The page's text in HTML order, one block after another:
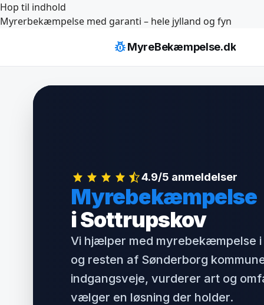
Hop til indhold
Myrerbekæmpelse med garanti – hele jylland og fyn
pest_controlMyreBekæmpelse.dk
4.9/5 anmeldelser
Myrebekæmpelse
i Sottrupskov
Vi hjælper med myrebekæmpelse
og resten af Sønderborg
indgangsveje, vurderer art og
vælger en løsning der holder.